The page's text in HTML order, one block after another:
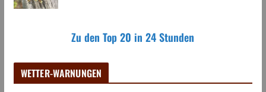
Zu den Top 20 in 24 Stunden
WETTER-WARNUNGEN